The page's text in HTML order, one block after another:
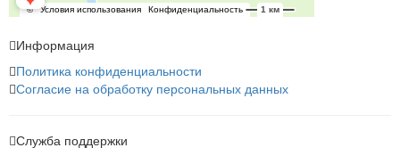
Информация
Политика конфиденциальности
Согласие на обработку персональных данных
Служба поддержки